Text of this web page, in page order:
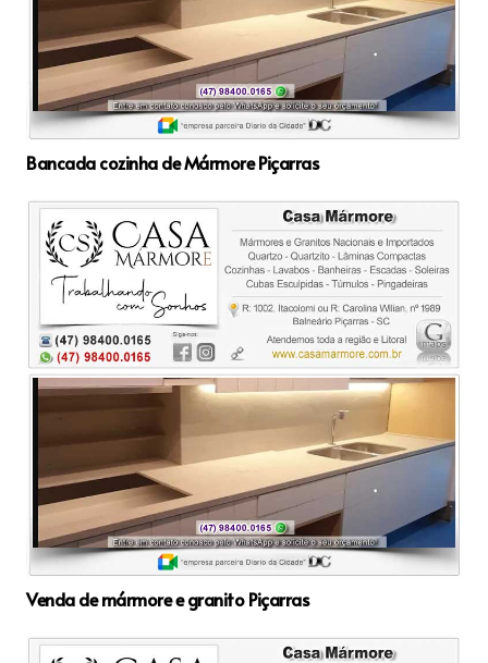
Bancada cozinha de Mármore Piçarras
Venda de mármore e granito Piçarras